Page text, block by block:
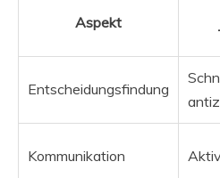
Aspekt
Entscheidungsfindung
Kommunikation